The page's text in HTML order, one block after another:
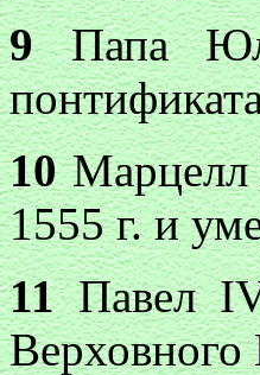
9Папа
10Марцелл
1555 г. и
11Павел IV